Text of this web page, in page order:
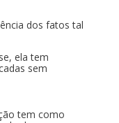
dos fatos tal
ela tem
sem
tem como